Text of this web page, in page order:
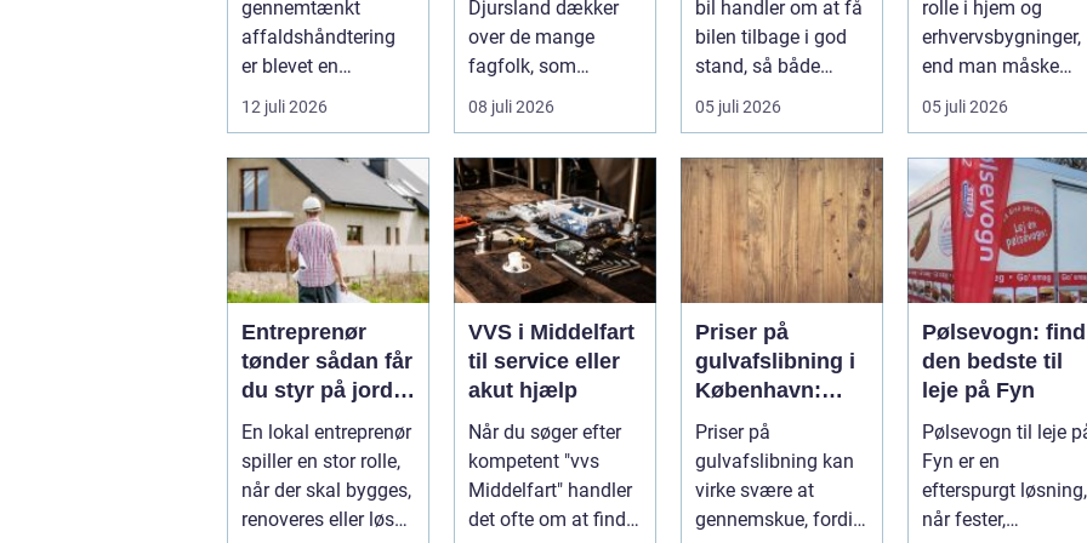
gennemtænkt
affaldshåndtering
er blevet en
nøglefaktor i den
grønne omstilling.
Vi st...
12 juli 2026
Djursland dækker
over de mange
fagfolk, som
hjælper pri...
08 juli 2026
bil handler om at få
bilen tilbage i god
stand, så både
sikk...
05 juli 2026
glasopgaver
rolle i hjem og
erhvervsbygninger,
end man måske
tænker ov...
05 juli 2026
Entreprenør
tønder sådan får
du styr på jord,
dræn og kloak
En lokal entreprenør
spiller en stor rolle,
når der skal bygges,
renoveres eller løses
VVS i Middelfart
til service eller
akut hjælp
Når du søger efter
kompetent "vvs
Middelfart" handler
det ofte om at finde
Priser på
gulvafslibning i
København:
hvad koster det
egentlig?
Priser på
gulvafslibning kan
virke svære at
gennemskue, fordi
Pølsevogn: find
den bedste til
leje på Fyn
Pølsevogn til leje
Fyn er en
efterspurgt løsning,
når fester,